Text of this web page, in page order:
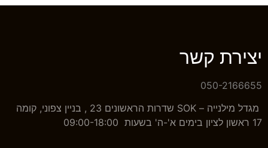
יצירת קשר
050-2166655
מגדל מילנייה – SOK שדרות הראשונים 23 , בניין צפוני, קומה
17 ראשון לציון בימים א'-ה' בשעות 09:00-18:00